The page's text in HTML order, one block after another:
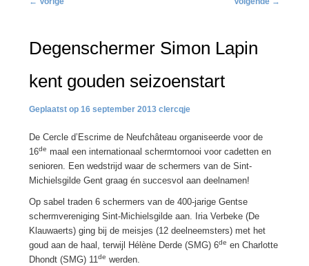
Degenschermer Simon Lapin
kent gouden seizoenstart
16 september 2013 clercqje
De Cercle d’Escrime de Neufchâteau organiseerde voor de
16de maal een internationaal schermtornooi voor cadetten en
senioren. Een wedstrijd waar de schermers van de Sint-
Michielsgilde Gent graag én succesvol aan deelnamen!
Op sabel traden 6 schermers van de 400-jarige Gentse
schermvereniging Sint-Michielsgilde aan. Iria Verbeke (De
Klauwaerts) ging bij de meisjes (12 deelneemsters) met het
goud aan de haal, terwijl Hélène Derde (SMG) 6de en Charlotte
Dhondt (SMG) 11de werden.